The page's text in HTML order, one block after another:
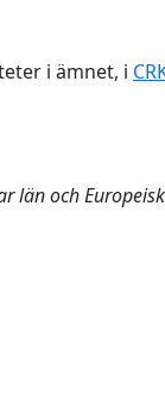
i ämnet, i
län och